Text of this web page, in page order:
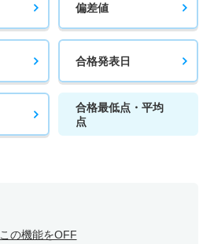
偏差値
合格発表日
合格最低点・平均
点
この機能をOFF